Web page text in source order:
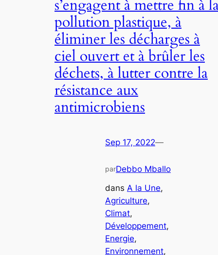
s’engagent à mettre fin à
pollution plastique, à
éliminer les décharges à
ciel ouvert et à brûler les
déchets, à lutter contre la
résistance aux
antimicrobiens
Sep 17, 2022—
parDebbo Mballo
dans A la Une
Agriculture
Climat
Développement
Energie
Environnement